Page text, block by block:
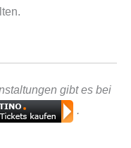
gibt es bei
.